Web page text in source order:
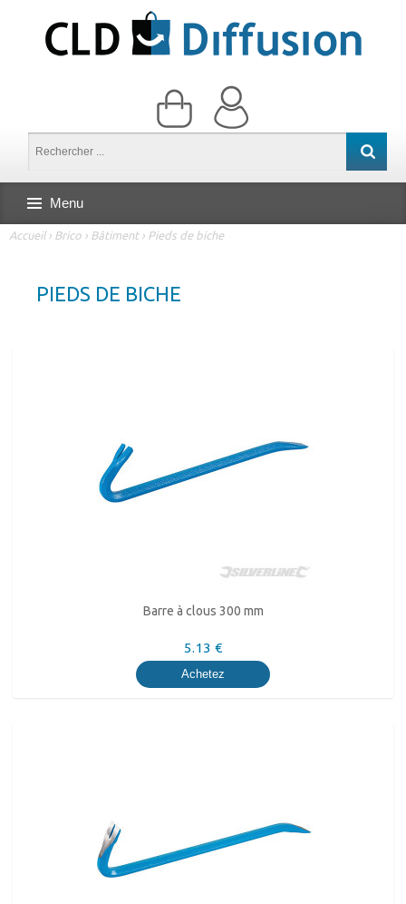
Menu
Accueil› Brico › Bâtiment› Pieds de biche
PIEDS DE BICHE
Barre à clous 300 mm
5.13 €
Achetez